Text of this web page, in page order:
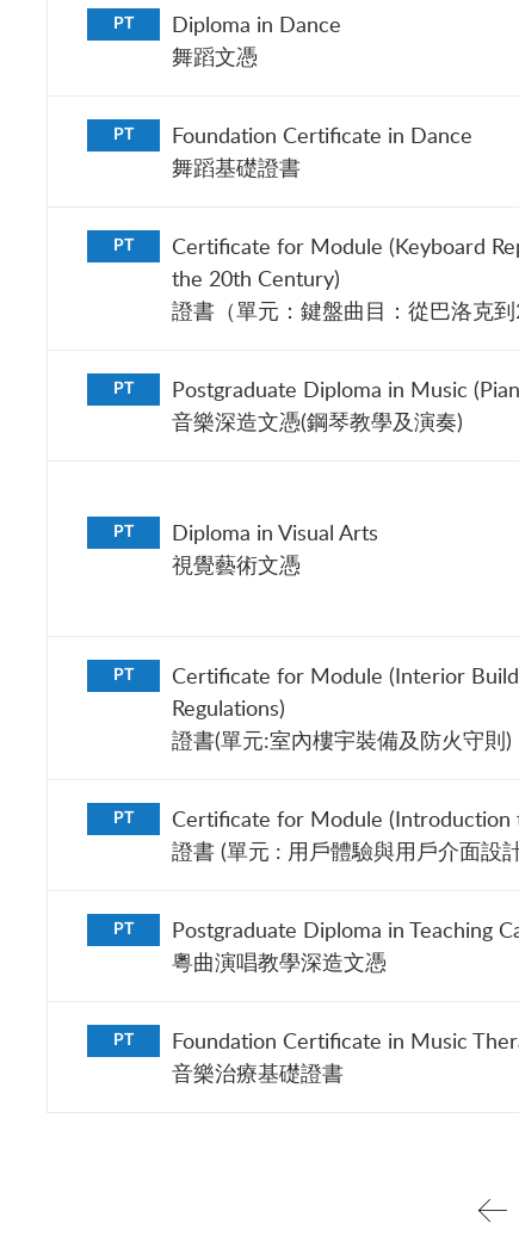
PT
Diploma in Dance
舞蹈文憑
PT
Foundation Certificate in Dance
舞蹈基礎證書
PT
Certificate for Module (Keyboard
the 20th Century)
證書（單元：鍵盤曲目：從巴洛克到
PT
Postgraduate Diploma in Music
音樂深造文憑(鋼琴教學及演奏)
PT
Diploma in Visual Arts
視覺藝術文憑
PT
Certificate for Module (Interior
Regulations)
證書(單元:室內樓宇裝備及防火守則)
PT
Certificate for Module (Introduction
證書 (單元 : 用戶體驗與用戶介面設
PT
Postgraduate Diploma in Teaching
粵曲演唱教學深造文憑
PT
Foundation Certificate in Music
音樂治療基礎證書